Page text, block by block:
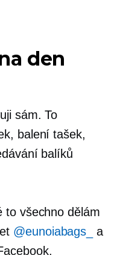
den
sám. To
balení tašek,
balíků
to všechno dělám
@eunoiabags_
a